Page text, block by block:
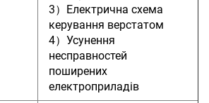
3）Електрична схема
керування верстатом
4）Усунення
несправностей
поширених
електроприладів